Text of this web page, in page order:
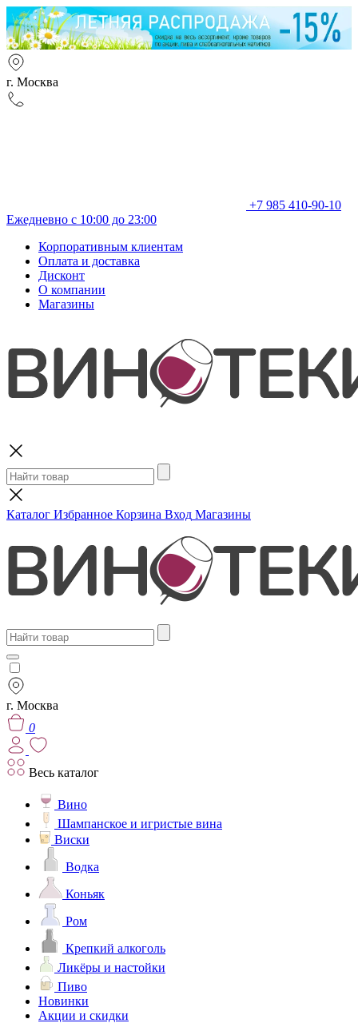
г. Москва
+7 985 410-90-10
Ежедневно с 10:00 до 23:00
Корпоративным клиентам
Оплата и доставка
Дисконт
О компании
Магазины
Каталог Избранное Корзина Вход Магазины
г. Москва
0
Весь каталог
Вино
Шампанское и игристые вина
Виски
Водка
Коньяк
Ром
Крепкий алкоголь
Ликёры и настойки
Пиво
Новинки
Акции и скидки